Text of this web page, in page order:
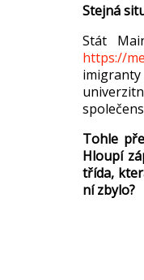
Stejná
Stát
https://
spole
Tohle p
Hloupí
třída,
ní zbylo?